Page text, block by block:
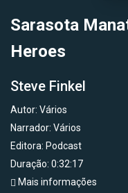
Sarasota
Heroes
Steve Finkel
Autor: Vários
Narrador: Vários
Editora: Podcast
Duração: 0:32:17
Mais informações